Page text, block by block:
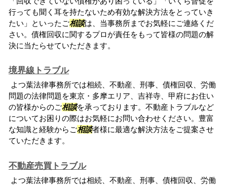
行っても聞く耳を持たないため有効な解決方法をとっていき
たい」といったご相談は、当事務所までお気軽にご連絡くだ
さい。債権回収に関するプロが責任をもって皆様の問題の解
決に当たらせていただきます。
境界線トラブル
よつ葉法律事務所では相続、不動産、刑事、債権回収、労働
問題の法律問題を東京・多摩エリア、吉祥寺、甲府にお住い
の皆様からのご相談を承っております。不動産トラブルなど
についてお困りの際はお気軽にお問い合わせください。豊富
な知識と経験からご相談者様に最適な解決方法をご提案させ
ていただきます。
不動産売買トラブル
よつ葉法律事務所では相続、不動産、刑事、債権回収、労働